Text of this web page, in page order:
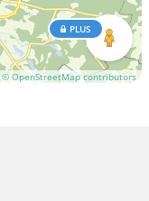
© OpenStreetMap contributors
PLUS